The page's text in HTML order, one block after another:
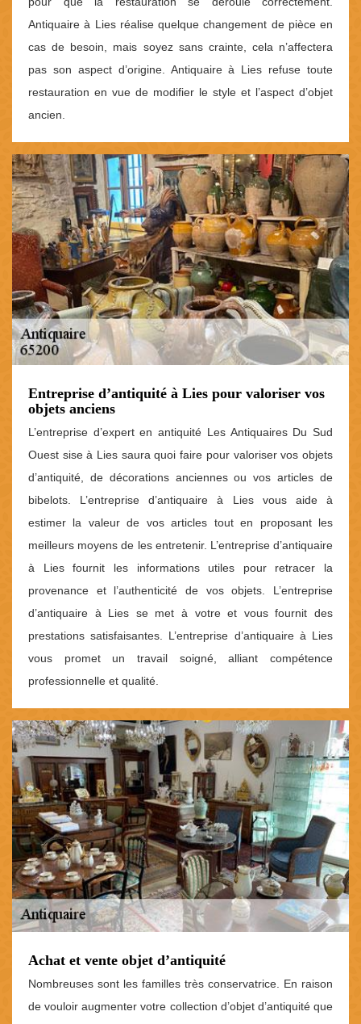
Antiquaire à Lies réalise quelque changement de pièce en
cas de besoin, mais soyez sans crainte, cela n’affectera
pas son aspect d’origine. Antiquaire à Lies refuse toute
restauration en vue de modifier le style et l’aspect d’objet
ancien.
Entreprise d’antiquité à Lies pour valoriser vos
objets anciens
L’entreprise d’expert en antiquité Les Antiquaires Du Sud
Ouest sise à Lies saura quoi faire pour valoriser vos objets
d’antiquité, de décorations anciennes ou vos articles de
bibelots. L’entreprise d’antiquaire à Lies vous aide à
estimer la valeur de vos articles tout en proposant les
meilleurs moyens de les entretenir. L’entreprise d’antiquaire
à Lies fournit les informations utiles pour retracer la
provenance et l’authenticité de vos objets. L’entreprise
d’antiquaire à Lies se met à votre et vous fournit des
prestations satisfaisantes. L’entreprise d’antiquaire à Lies
vous promet un travail soigné, alliant compétence
professionnelle et qualité.
Achat et vente objet d’antiquité
Nombreuses sont les familles très conservatrice. En raison
de vouloir augmenter votre collection d’objet d’antiquité que